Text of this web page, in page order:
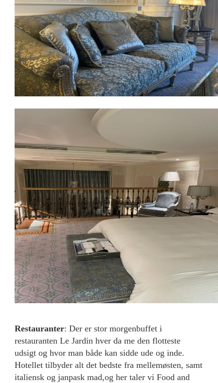
Restauranter: Der er stor morgenbuffet i
restauranten Le Jardin hver da me den flotteste
udsigt og hvor man både kan sidde ude og inde.
Hotellet tilbyder alt det bedste fra mellemøsten, samt
italiensk og janpask mad,og her taler vi Food and